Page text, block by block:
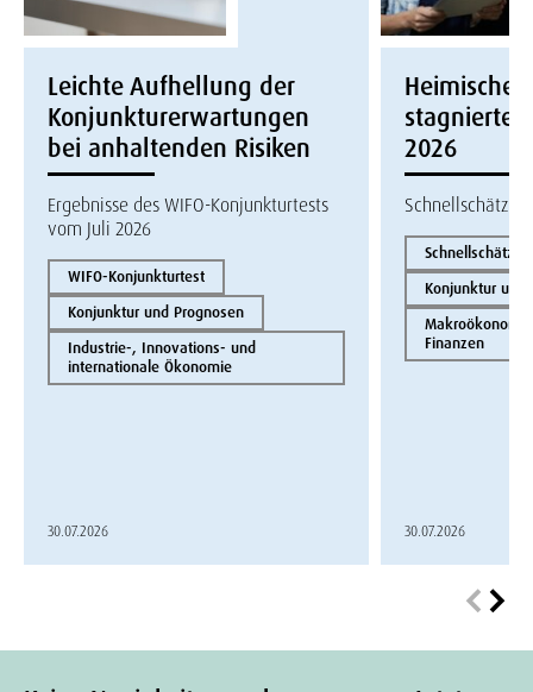
Leichte Aufhellung der
Konjunkturerwartungen
bei anhaltenden Risiken
Ergebnisse des WIFO-Konjunkturtests
vom Juli 2026
WIFO-Konjunkturtest
Konjunktur und Prognosen
Industrie-, Innovations- und
internationale Ökonomie
30.07.2026
Heimische
stagnierte
2026
Konjunktur und
Finanzen
30.07.2026